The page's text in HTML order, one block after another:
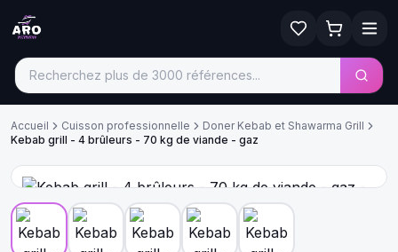
Accueil Cuisson professionnelle
Doner Kebab et Shawarma Grill
Kebab grill - 4 brûleurs - 70 kg de viande - gaz